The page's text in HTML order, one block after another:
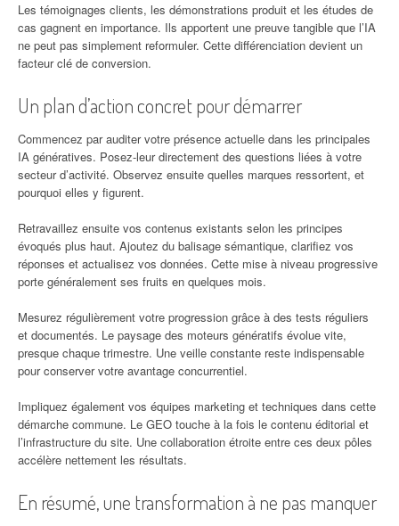
Les témoignages clients, les démonstrations produit et les études de
cas gagnent en importance. Ils apportent une preuve tangible que l’IA
ne peut pas simplement reformuler. Cette différenciation devient un
facteur clé de conversion.
Un plan d’action concret pour démarrer
Commencez par auditer votre présence actuelle dans les principales
IA génératives. Posez-leur directement des questions liées à votre
secteur d’activité. Observez ensuite quelles marques ressortent, et
pourquoi elles y figurent.
Retravaillez ensuite vos contenus existants selon les principes
évoqués plus haut. Ajoutez du balisage sémantique, clarifiez vos
réponses et actualisez vos données. Cette mise à niveau progressive
porte généralement ses fruits en quelques mois.
Mesurez régulièrement votre progression grâce à des tests réguliers
et documentés. Le paysage des moteurs génératifs évolue vite,
presque chaque trimestre. Une veille constante reste indispensable
pour conserver votre avantage concurrentiel.
Impliquez également vos équipes marketing et techniques dans cette
démarche commune. Le GEO touche à la fois le contenu éditorial et
l’infrastructure du site. Une collaboration étroite entre ces deux pôles
accélère nettement les résultats.
En résumé, une transformation à ne pas manquer